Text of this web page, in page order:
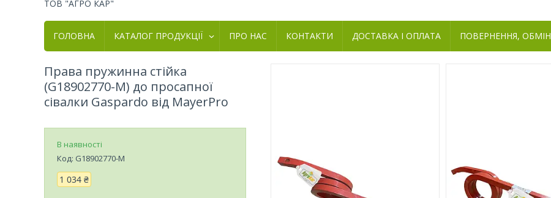
ТОВ "АГРО КАР"
ГОЛОВНА КАТАЛОГ ПРОДУКЦІЇ ПРО НАС КОНТАКТИ ДОСТАВКА І ОПЛАТА ПОВЕРНЕННЯ, ОБМІН
Права пружинна стійка
(G18902770-M) до просапної
сівалки Gaspardo від MayerPro
В наявності
Код: G18902770-M
1 034 ₴